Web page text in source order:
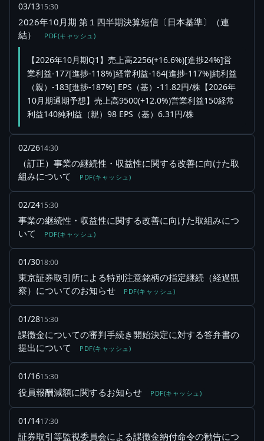
03/1315:30
2026年10月期 第１四半期決算短信〔日本基準〕（連
結）
PDF(キャッシュ)
【2026年10月期Q1】売上高2256(+16.6%)[進捗24%]営
業利益-177[進捗-118%]経常利益-164[進捗-117%]純利益
（親）-183[進捗-187%] EPS（基）-11.82円/株【2026年
10月期通期予想】売上高9500(+12.0%)営業利益150経常
利益140純利益（親）98 EPS（基）6.31円/株
02/2614:30
（訂正）事業の継続性・収益性に関する改善に向けた取
組みについて
PDF(キャッシュ)
02/2415:30
事業の継続性・収益性に関する改善に向けた取組みにつ
いて
PDF(キャッシュ)
01/3018:00
東京証券取引所による特別注意銘柄の指定継続（経過観
察）についてのお知らせ
PDF(キャッシュ)
01/2815:30
課徴金についての審判手続き開始決定に対する答弁書の
提出について
PDF(キャッシュ)
01/1615:30
役員報酬減額に関するお知らせ PDF(キャッシュ)
01/1417:30
証券取引等監視委員会による課徴金納付命令の勧告につ